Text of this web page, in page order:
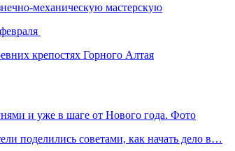
механическую мастерскую
крепостях Горного Алтая
и уже в шаге от Нового года. Фото
поделились советами, как начать дело в…